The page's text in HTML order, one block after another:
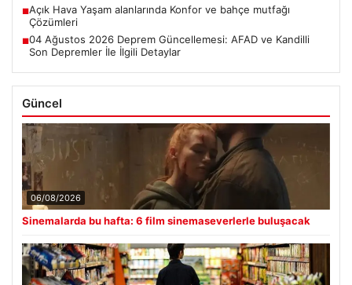
■Açık Hava Yaşam alanlarında Konfor ve bahçe mutfağı
Çözümleri
■04 Ağustos 2026 Deprem Güncellemesi: AFAD ve Kandilli
Son Depremler İle İlgili Detaylar
Güncel
06/08/2026
Sinemalarda bu hafta: 6 film sinemaseverlerle buluşacak